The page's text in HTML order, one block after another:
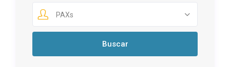
PAXs